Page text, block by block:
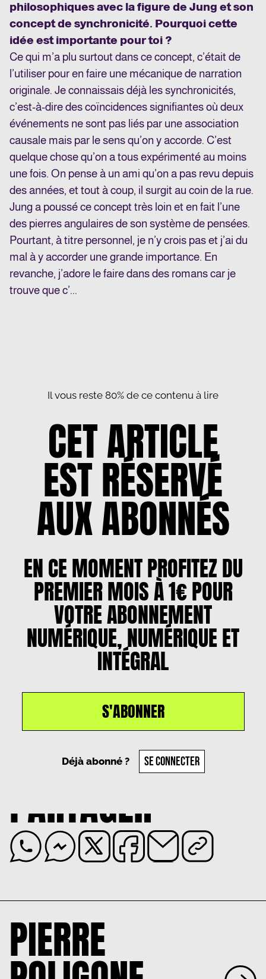
philosophiques avec la figure de Jung et son
concept de synchronicité. Pourquoi cette
idée est importante pour toi ?
Ce qui m’a plu surtout dans ce concept, c’était de
l’utiliser pour en faire une mécanique de narration
originale. Je connaissais déjà les synchronicités,
c’est-à-dire des coïncidences signifiantes où deux
événements ne sont pas liés par une association
causale mais par le sens qu’on y accorde. C’est
quelque chose qu’on a tous expérimenté au moins
une fois. On pense à un ami qu’on a pas revu depuis
des années, et tout à coup, il surgit au coin de la rue.
Jung a poussé ce concept très loin et en fait l’une
des pierres angulaires de son système de pensées.
Pourtant, à titre personnel, je n’y crois pas et j’ai du
mal à y accorder une grande importance. En
revanche, j’adore le faire dans des romans car je
trouve que c’...
Il vous reste 80% de ce contenu à lire
CET ARTICLE
EST RÉSERVÉ
AUX ABONNÉS
EN CE MOMENT PROFITEZ DU
PREMIER MOIS À 1€ POUR
VOTRE ABONNEMENT
NUMÉRIQUE, NUMÉRIQUE ET
INTÉGRAL
S'ABONNER
Déjà abonné ? SE CONNECTER
Pierre Poligone, le
PARTAGER
PIERRE